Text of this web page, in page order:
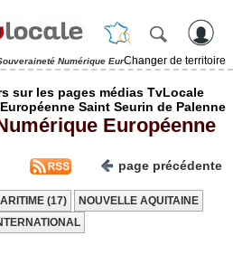
Numérique EuropéenneChanger de territoire
sur les pages médias TvLocale
Saint Seurin de Palenne
Européenne
page précédente
(17)
NOUVELLE AQUITAINE